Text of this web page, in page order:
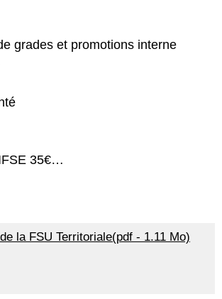
grades et promotions interne
35€…
la FSU Territoriale(pdf - 1.11 Mo)